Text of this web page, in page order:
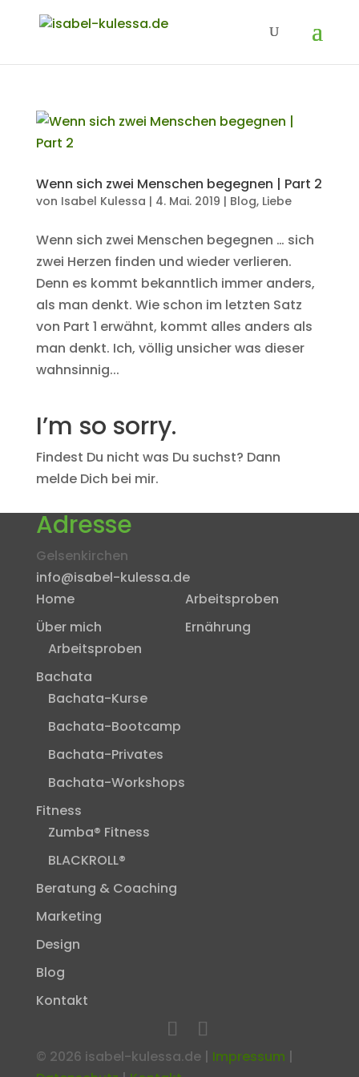
Wenn sich zwei Menschen begegnen | Part 2
von Isabel Kulessa | 4. Mai. 2019 | Blog, Liebe
Wenn sich zwei Menschen begegnen … sich
zwei Herzen finden und wieder verlieren.
Denn es kommt bekanntlich immer anders,
als man denkt. Wie schon im letzten Satz
von Part 1 erwähnt, kommt alles anders als
man denkt. Ich, völlig unsicher was dieser
wahnsinnig...
I’m so sorry.
Findest Du nicht was Du suchst? Dann
melde Dich bei mir.
Adresse
Gelsenkirchen
info@isabel-kulessa.de
Home
Über mich
Arbeitsproben
Bachata
Bachata-Kurse
Bachata-Bootcamp
Bachata-Privates
Bachata-Workshops
Fitness
Zumba® Fitness
BLACKROLL®
Beratung & Coaching
Marketing
Design
Blog
Kontakt
Arbeitsproben
Ernährung
© 2026 isabel-kulessa.de | Impressum |